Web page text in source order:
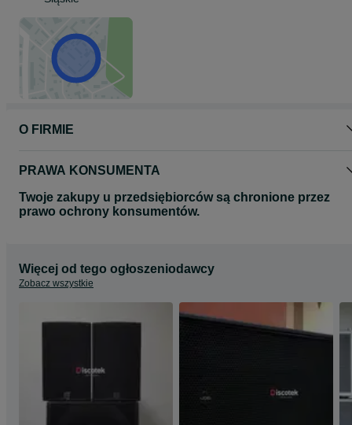
O FIRMIE
PRAWA KONSUMENTA
Twoje zakupy u przedsiębiorców są chronione przez
prawo ochrony konsumentów.
Więcej od tego ogłoszeniodawcy
Zobacz wszystkie